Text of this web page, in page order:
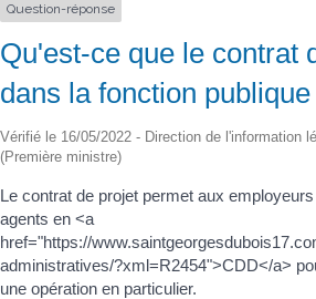
Question-réponse
Qu'est-ce que le contrat
dans la fonction
Vérifié le 16/05/2022 - Direction de l'information
(Première ministre)
Le contrat de projet permet aux
agents en <a
href="https://
administratives/?xml=R2454">CDD</a>
une opération en particulier.